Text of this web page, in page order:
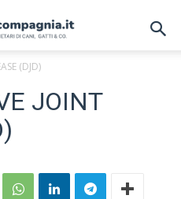
(DJD)
JOINT